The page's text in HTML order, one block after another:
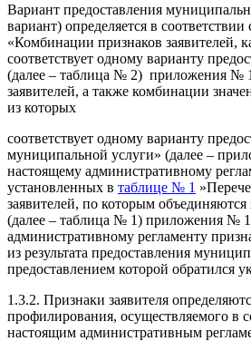
Вариант предоставления
вариант) определяется в соответствии
«Комбинации признаков заявителей,
соответствует одному варианту
(далее – таблица № 2) приложения №
заявителей, а также комбинации
из которых
соответствует одному варианту
муниципальной услуги» (далее –
настоящему административному
установленных в таблице № 1
заявителей, по которым объединяются
(далее – таблица № 1) приложения №
административному регламенту
из результата предоставления
предоставлением которой обратился
1.3.2. Признаки заявителя
профилирования, осуществляемого в
настоящим административным